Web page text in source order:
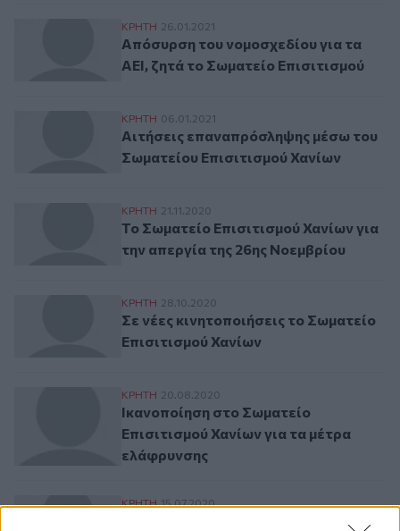
Απόσυρση του νομοσχεδίου για τα ΑΕΙ,
ΚΡΗΤΗ 26.01.2021
Απόσυρση του νομοσχεδίου για τα
ΑΕΙ, ζητά το Σωματείο Επισιτισμού
Αιτήσεις επαναπρόσληψης μέσω του
ΚΡΗΤΗ 06.01.2021
Αιτήσεις επαναπρόσληψης μέσω του
Σωματείου Επισιτισμού Χανίων
Το Σωματείο Επισιτισμού Χανίων για την
ΚΡΗΤΗ 21.11.2020
Το Σωματείο Επισιτισμού Χανίων για
την απεργία της 26ης Νοεμβρίου
Σε νέες κινητοποιήσεις το Σωματείο
ΚΡΗΤΗ 28.10.2020
Σε νέες κινητοποιήσεις το Σωματείο
Επισιτισμού Χανίων
Ικανοποίηση στο Σωματείο Επισιτισμού
ΚΡΗΤΗ 20.08.2020
Ικανοποίηση στο Σωματείο
Επισιτισμού Χανίων για τα μέτρα
ελάφρυνσης
Παράσταση Διαμαρτυρίας του Σωματείου
ΚΡΗΤΗ 15.07.2020